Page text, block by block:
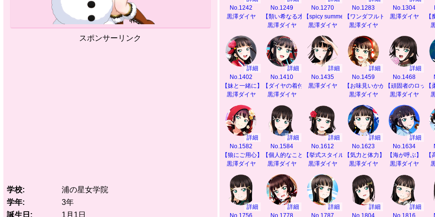
スポンサーリンク
学校
浦の星女学院
学年
3年
誕生日
1月1日
No.1242
黒澤ダイヤ
No.1249
【類い希なる才能】
黒澤ダイヤ
No.1270
【spicy summer】
黒澤ダイヤ
No.1283
【ワンダフルドリーム】
黒澤ダイヤ
No.1304
黒澤ダイヤ
詳細
No.1402
【妹と一緒に】
黒澤ダイヤ
詳細
No.1410
【ダイヤの着付け教室】
黒澤ダイヤ
詳細
No.1435
黒澤ダイヤ
詳細
No.1459
【お味見いかが？】
黒澤ダイヤ
詳細
No.1468
【頑固者のロック
黒澤ダイヤ
詳細
No.1582
【狼にご用心】
黒澤ダイヤ
詳細
No.1584
【個人的なこと】
黒澤ダイヤ
詳細
No.1612
【挙式スタイル】
黒澤ダイヤ
詳細
No.1623
【気力と体力】
黒澤ダイヤ
詳細
No.1634
【海が呼ぶ】
黒澤ダイヤ
詳細
No.1756
詳細
No.1778
詳細
No.1787
詳細
No.1804
詳細
No.1816